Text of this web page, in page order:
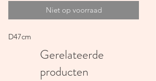
Niet op voorraad
D47cm
Gerelateerde
producten